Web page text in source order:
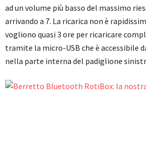
ad un volume più basso del massimo
arrivando a 7. La ricarica non è
vogliono quasi 3 ore per ricaricare
tramite la micro-USB che è accessibile
nella parte interna del padiglione